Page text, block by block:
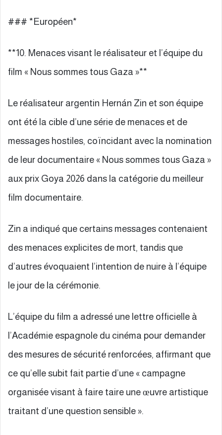
### *Européen*
**10. Menaces visant le réalisateur et l’équipe du
film « Nous sommes tous Gaza »**
Le réalisateur argentin Hernán Zin et son équipe
ont été la cible d’une série de menaces et de
messages hostiles, coïncidant avec la nomination
de leur documentaire « Nous sommes tous Gaza »
aux prix Goya 2026 dans la catégorie du meilleur
film documentaire.
Zin a indiqué que certains messages contenaient
des menaces explicites de mort, tandis que
d’autres évoquaient l’intention de nuire à l’équipe
le jour de la cérémonie.
L’équipe du film a adressé une lettre officielle à
l’Académie espagnole du cinéma pour demander
des mesures de sécurité renforcées, affirmant que
ce qu’elle subit fait partie d’une « campagne
organisée visant à faire taire une œuvre artistique
traitant d’une question sensible ».